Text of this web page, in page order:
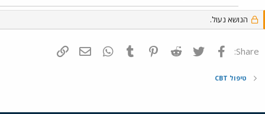
הנושא נעול.
Share: פייסבוק Twitter
Reddit
Pinterest
Tumblr
WhatsAppדואר אלקטרוני
טיפול CBT